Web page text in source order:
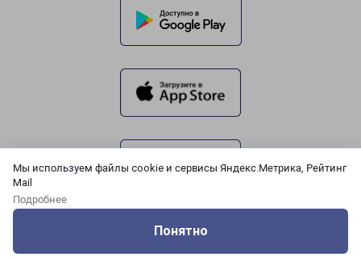
Мы используем файлы cookie и сервисы Яндекс.Метрика, Рейтинг
Mail
Подробнее
Понятно